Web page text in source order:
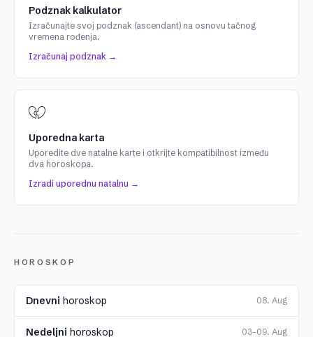
Podznak kalkulator
Izračunajte svoj podznak (ascendant) na osnovu tačnog
vremena rođenja.
Izračunaj podznak →
Uporedna karta
Uporedite dve natalne karte i otkrijte kompatibilnost između
dva horoskopa.
Izradi uporednu natalnu →
HOROSKOP
Dnevni horoskop 08. Aug
Nedeljni horoskop 03–09. Aug